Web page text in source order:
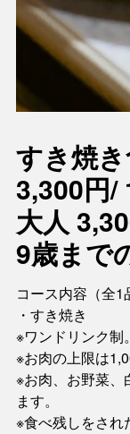
すき焼
3,300円/
大人
9歳まで
コース内容（全1
・すき焼き
※ワンドリンク制。
※お肉の上限は
※お肉、お野菜、
ます。
※食べ残しをされ